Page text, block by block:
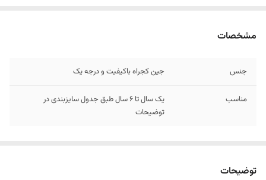
مشخصات
جنس جین کجراه باکیفیت و درجه یک
مناسب
یک سال تا ۶ سال طبق جدول سایزبندی در
توضیحات
توضیحات